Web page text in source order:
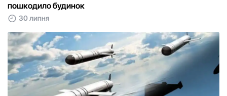
пошкодило будинок
30 липня